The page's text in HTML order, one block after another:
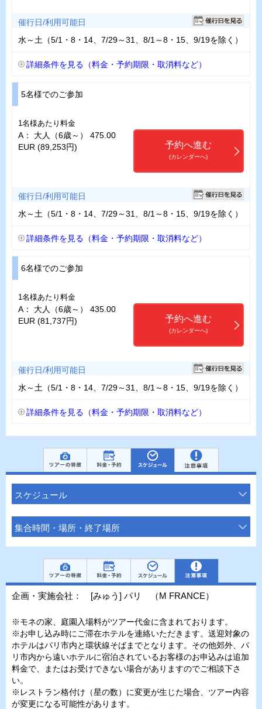
催行日/利用可能日
水～土（5/1・8・14、7/29～31、8/1～8・15、9/19を除く）
詳細条件を見る（料金・予約期限・取消料など）
5名様でのご参加
1名様あたり料金
A： 大人（6歳～） 475.00
EUR (89,253円)
予約へ進む
(カレンダーへ)
催行日/利用可能日
水～土（5/1・8・14、7/29～31、8/1～8・15、9/19を除く）
詳細条件を見る（料金・予約期限・取消料など）
6名様でのご参加
1名様あたり料金
A： 大人（6歳～） 435.00
EUR (81,737円)
予約へ進む
(カレンダーへ)
催行日/利用可能日
水～土（5/1・8・14、7/29～31、8/1～8・15、9/19を除く）
詳細条件を見る（料金・予約期限・取消料など）
スケジュール
集合時間・場所・終了場所
企画・実施会社： [みゅう] パリ （M FRANCE）
※モネの家、庭園入場料がツアー代金に含まれております。
※お申し込み時にご滞在ホテルを連絡いただきます。送迎対象の
ホテルはパリ市内と環状線そばまでとなります。その他郊外、パ
リ市内から遠いホテルに宿泊されているお客様のお申込みは追加
料金で、またはお受けできない場合がありますのでご相談下さ
い。
※レストラン格付け（星の数）に変更が生じた場合、ツアー内容
が変更になる可能性があります。